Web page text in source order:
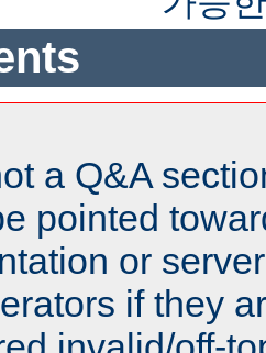
a Q&A
pointed
or
if they